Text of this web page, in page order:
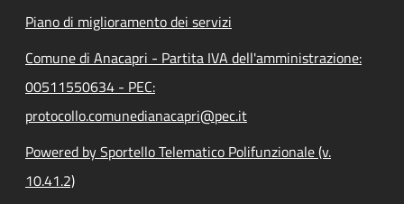
Piano di miglioramento dei servizi
Comune di Anacapri - Partita IVA dell'amministrazione:
00511550634 - PEC:
protocollo.comunedianacapri@pec.it
Powered by Sportello Telematico Polifunzionale (v.
10.41.2)